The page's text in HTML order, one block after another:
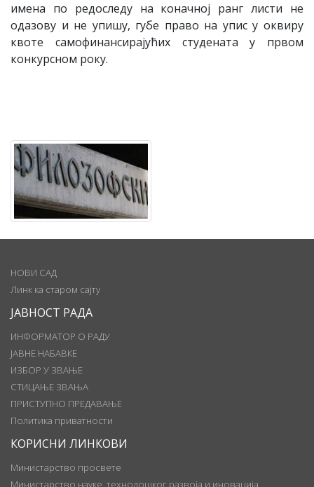
имена по редоследу на коначној ранг листи не
одазову и не упишу, губе право на упис у оквиру
квоте самофинансирајућих студената у првом
конкурсном року.
НОВИ САД
Линк ка старом сајту
ЈАВНОСТ РАДА
ИНФОРМАТОР О РАДУ
ЈАВНЕ НАБАВКЕ
ИЗБОР У ЗВАЊЕ
СТИЦАЊЕ ЗВАЊА
ПРИСТУПНО ПРЕДАВАЊЕ
Политика приватности
КОРИСНИ ЛИНКОВИ
Министарство просвете
Министарство науке, технолошког развоја и иновација